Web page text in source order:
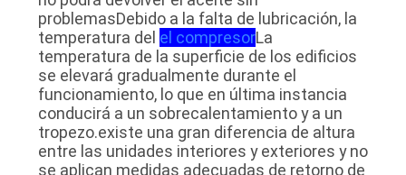
problemasDebido a la falta de lubricación, la
temperatura del el compresorLa
temperatura de la superficie de los edificios
se elevará gradualmente durante el
funcionamiento, lo que en última instancia
conducirá a un sobrecalentamiento y a un
tropezo.existe una gran diferencia de altura
entre las unidades interiores y exteriores y no
se aplican medidas adecuadas de retorno de